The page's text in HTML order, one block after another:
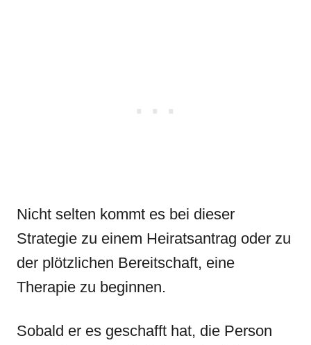
Nicht selten kommt es bei dieser
Strategie zu einem Heiratsantrag oder zu
der plötzlichen Bereitschaft, eine
Therapie zu beginnen.
Sobald er es geschafft hat, die Person